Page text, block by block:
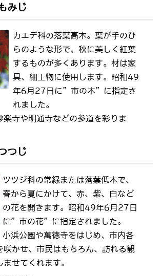
みじ
カエデ科の落葉高木。葉が手のひ
らのような形で、秋に美しく紅葉
するものが多くあります。材は家
具、細工物に使用します。昭和49
年6月27日に”市の木”に指定さ
れました。
楽寺や明通寺などの参道を彩りま
つじ
ツツジ科の常緑または落葉低木で、
春から夏にかけて、赤、紫、白など
の花を開きます。昭和49年6月27日
に”市の花”に指定されました。
小浜公園や萬徳寺をはじめ、市内各
咲かせ、市民はもちろん、訪れる観
せてくれます。